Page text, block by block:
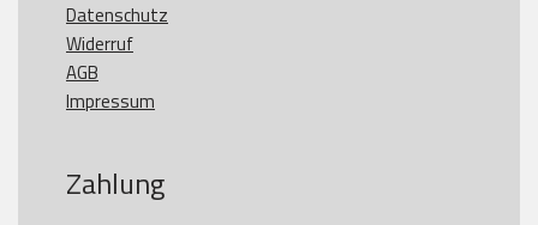
Datenschutz
Widerruf
AGB
Impressum
Zahlung